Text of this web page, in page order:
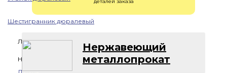
Шестигранник дюралевый
Латунь
Назад
деталей заказа
Нержавеющий
металлопрокат